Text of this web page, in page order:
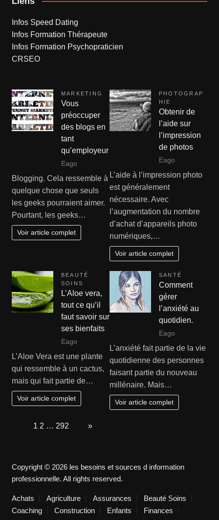
Infos Speed Dating
Infos Formation Thérapeute
Infos Formation Psychopraticien
CRSEO
MARKETING
Vous
préoccuper
des blogs en
tant
qu’employeur
Eago
Blogging. Cela ressemble à
quelque chose que seuls
les geeks pourraient aimer.
Pourtant, les geeks…
Voir article complet
PHOTOGRAP
HIE
Obtenir de
l’aide sur
l’impression
de photos
Eago
L’aide à l’impression photo
est généralement
nécessaire. Avec
l’augmentation du nombre
d’achat d’appareils photo
numériques,…
Voir article complet
BEAUTÉ
SOINS
L’Aloe vera,
tout ce qu’il
faut savoir sur
ses bienfaits
Eago
L’Aloe Vera est une plante
qui ressemble à un cactus,
mais qui fait partie de…
Voir article complet
SANTÉ
Comment
gérer
l’anxiété au
quotidien.
Eago
L’anxiété fait partie de la vie
quotidienne des personnes
faisant partie du nouveau
millénaire. Mais…
Voir article complet
1 2 … 292 »
Copyright © 2026 les besoins et sources d information
professionnelle. All rights reserved.
Achats Agriculture Assurances
Beauté Soins
Coaching
Construction Enfants
Finances